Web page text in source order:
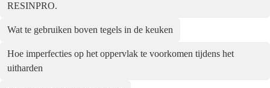
RESINPRO.
Wat te gebruiken boven tegels in de keuken
Hoe imperfec­ties op het opper­vlak te voor­komen tijdens het
uitharden